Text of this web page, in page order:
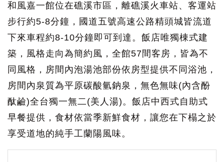
和風嘉一館位在礁溪市區，離礁溪火車站、客運站
步行約5-8分鐘，國道五號高速公路精頭城皆流道
下來車程約8-10分鐘即可到達。飯店唯獨棟式建
築，風格走向為簡約風，全館57間客房，皆為不
同風格，房間內泡湯池部份依房型提供不同浴池，
房間內泉質為平原碳酸氫鈉泉，無色無味(內含酚
酞鹼)全台獨一無二(美人湯)。飯店中西式自助式
早餐提供，食材依當季新鮮食材，讓您在下榻之於
享受道地的純手工蘭陽風味。